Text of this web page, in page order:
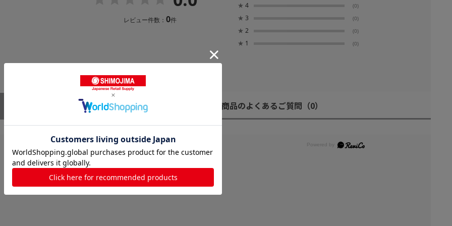
レビュー件数： 0件
★ 4 (0)
★ 3 (0)
★ 2 (0)
★ 1 (0)
商品のよくあるご質問 （0）
レビューはありません。